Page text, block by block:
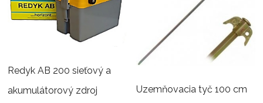
Redyk AB 200 sieťový a
akumulátorový zdroj
Uzemňovacia tyč 100 cm